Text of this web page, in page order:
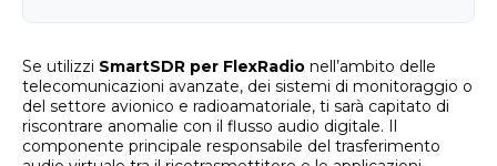
Se utilizzi SmartSDR per FlexRadio nell’ambito delle
telecomunicazioni avanzate, dei sistemi di monitoraggio o
del settore avionico e radioamatoriale, ti sarà capitato di
riscontrare anomalie con il flusso audio digitale. Il
componente principale responsabile del trasferimento